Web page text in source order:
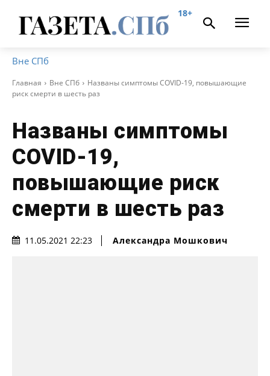
18+
Вне СПб
Главная Вне СПб
Названы симптомы COVID-19, повышающие
риск смерти в шесть раз
Названы симптомы
COVID-19,
повышающие риск
смерти в шесть раз
11.05.2021 22:23 Александра Мошкович